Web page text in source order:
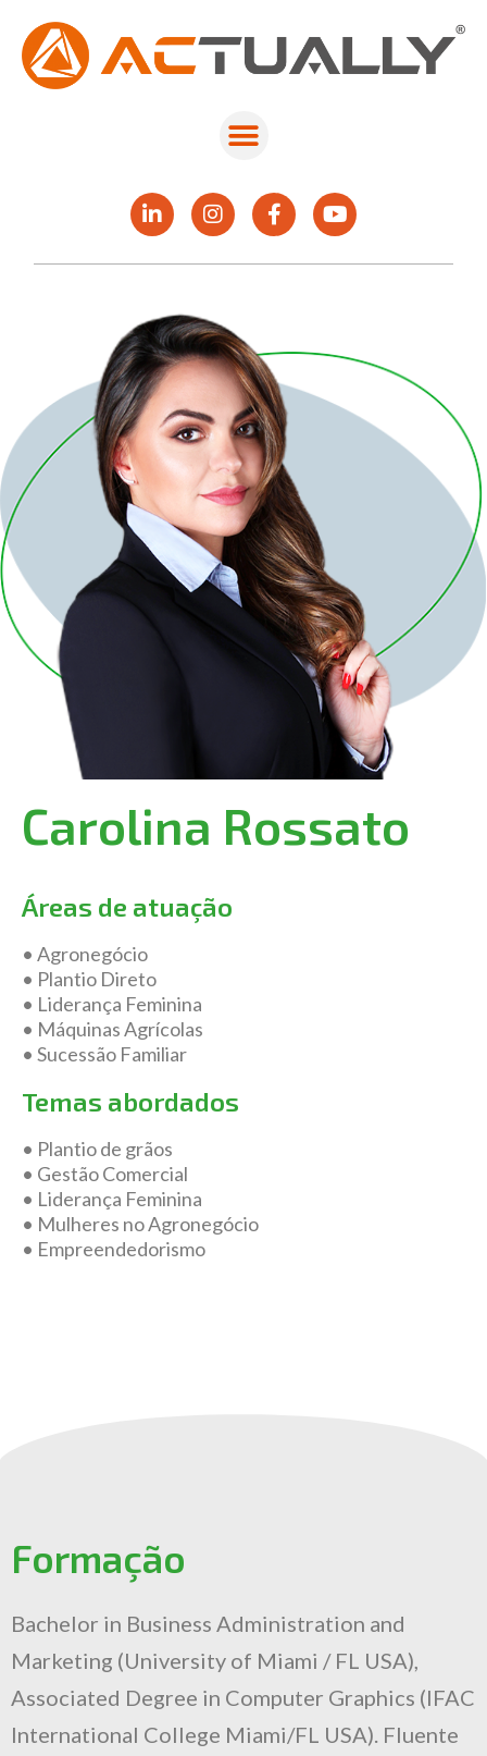
Carolina Rossato
Áreas de atuação
• Agronegócio
• Plantio Direto
• Liderança Feminina
• Máquinas Agrícolas
• Sucessão Familiar
Temas abordados
• Plantio de grãos
• Gestão Comercial
• Liderança Feminina
• Mulheres no Agronegócio
• Empreendedorismo
Formação
Bachelor in Business Administration and
Marketing (University of Miami / FL USA),
Associated Degree in Computer Graphics (IFAC
International College Miami/FL USA). Fluente